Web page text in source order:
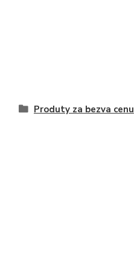
Produty za bezva cenu